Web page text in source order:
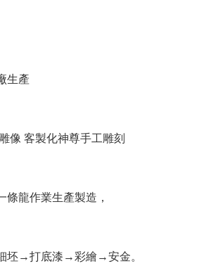
生產
像 客製化神尊手工雕刻
條龍作業生產製造，
→打底漆→彩繪→安金。